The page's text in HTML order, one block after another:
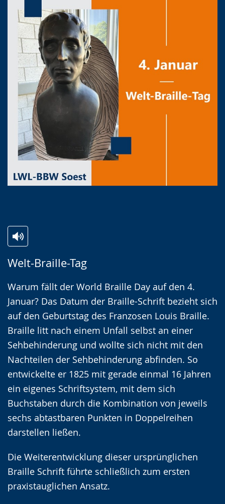
Welt-Braille-Tag
Leichten
Sprache
wechseln.
Audio-
Unterstützung.
Video
in
Deutscher
Gebärdensprache
wird
angezeigt.
Warum fällt der World Braille Day auf den 4.
Januar? Das Datum der Braille-Schrift bezieht sich
auf den Geburtstag des Franzosen Louis Braille.
Braille litt nach einem Unfall selbst an einer
Sehbehinderung und wollte sich nicht mit den
Nachteilen der Sehbehinderung abfinden. So
entwickelte er 1825 mit gerade einmal 16 Jahren
ein eigenes Schriftsystem, mit dem sich
Buchstaben durch die Kombination von jeweils
sechs abtastbaren Punkten in Doppelreihen
darstellen ließen.
Die Weiterentwicklung dieser ursprünglichen
Braille Schrift führte schließlich zum ersten
praxistauglichen Ansatz.